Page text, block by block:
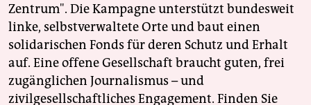
Zentrum". Die Kampagne unterstützt bundesweit
linke, selbstverwaltete Orte und baut einen
solidarischen Fonds für deren Schutz und Erhalt
auf. Eine offene Gesellschaft braucht guten, frei
zugänglichen Journalismus – und
zivilgesellschaftliches Engagement. Finden Sie